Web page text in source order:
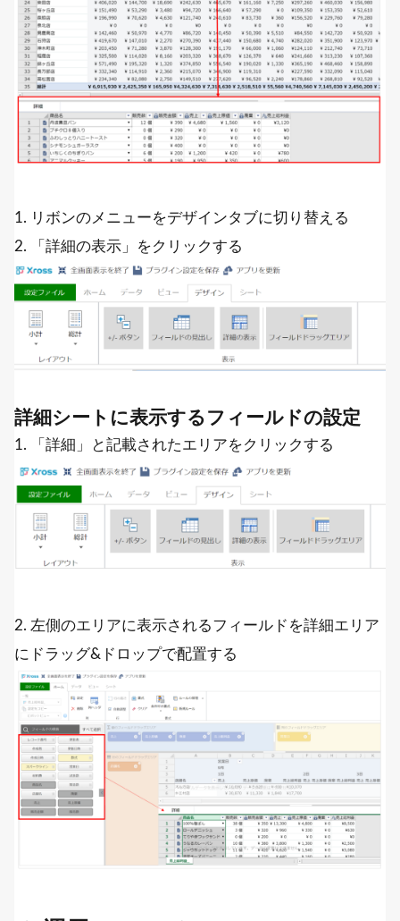
1. リボンのメニューをデザインタブに切り替える
2. 「詳細の表示」をクリックする
詳細シートに表示するフィールドの設定
1. 「詳細」と記載されたエリアをクリックする
2. 左側のエリアに表示されるフィールドを詳細エリア
にドラッグ&ドロップで配置する